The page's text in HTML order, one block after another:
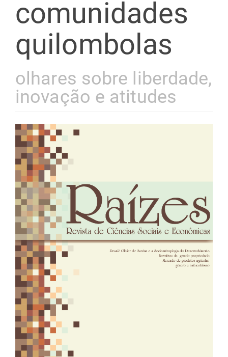
comunidades
quilombolas
olhares sobre liberdade,
inovação e atitudes
Barra
lateral
de
artigos